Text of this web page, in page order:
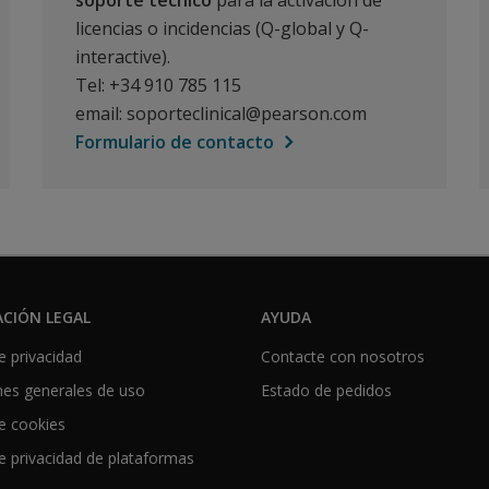
licencias o incidencias (Q-global y Q-
interactive).
Tel: +34 910 785 115
email: soporteclinical@pearson.com
Formulario de contacto
LEGAL
privacidad
generales de uso
cookies
privacidad de plataformas
AYUDA
Contacte con nosotros
Estado de pedidos